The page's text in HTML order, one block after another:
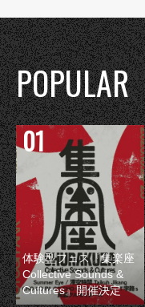
POPULAR
体験型フェス『集楽座
Collective Sounds &
Cultures』開催決定